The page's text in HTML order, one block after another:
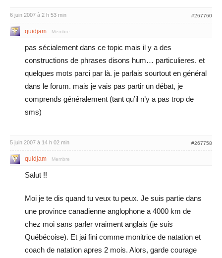
6 juin 2007 à 2 h 53 min #267760
quidjam Membre
pas sécialement dans ce topic mais il y a des
constructions de phrases disons hum… particulieres. et
quelques mots parci par là. je parlais sourtout en général
dans le forum. mais je vais pas partir un débat, je
comprends généralement (tant qu’il n’y a pas trop de
sms)
5 juin 2007 à 14 h 02 min #267758
quidjam Membre
Salut !!
Moi je te dis quand tu veux tu peux. Je suis partie dans
une province canadienne anglophone a 4000 km de
chez moi sans parler vraiment anglais (je suis
Québécoise). Et jai fini comme monitrice de natation et
coach de natation apres 2 mois. Alors, garde courage